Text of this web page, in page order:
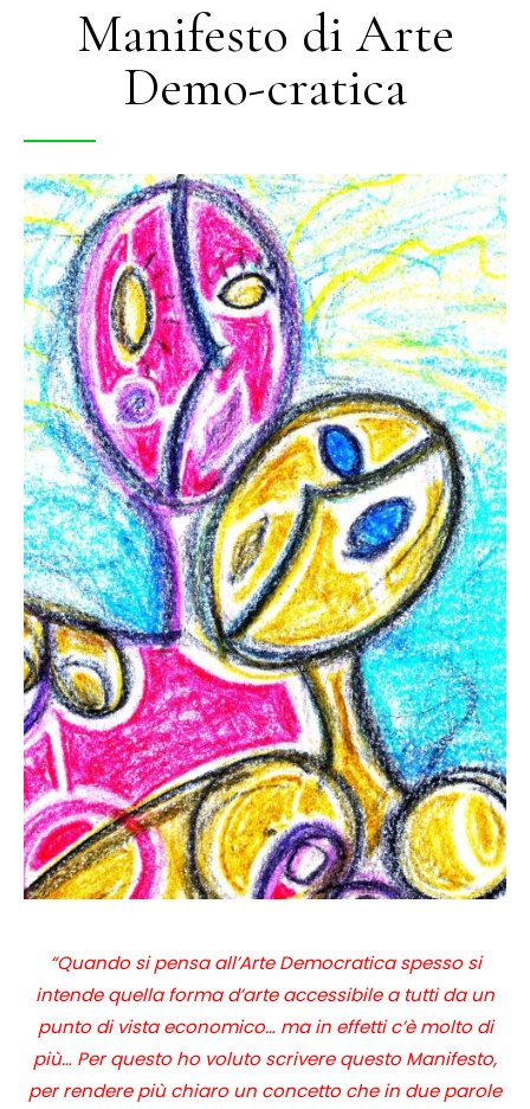
Manifesto di Arte
Demo-cratica
“Quando si pensa all’Arte Democratica spesso si
intende quella forma d’arte accessibile a tutti da un
punto di vista economico… ma in effetti c’è molto di
più… Per questo ho voluto scrivere questo Manifesto,
per rendere più chiaro un concetto che in due parole